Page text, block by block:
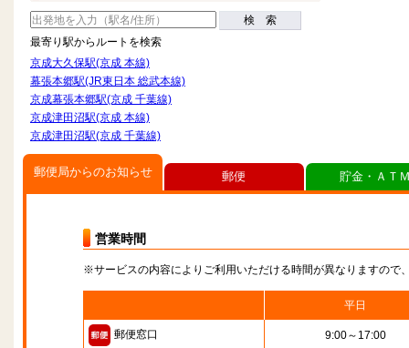
検 索
最寄り駅からルートを検索
京成大久保駅(京成 本線)
幕張本郷駅(JR東日本 総武本線)
京成幕張本郷駅(京成 千葉線)
京成津田沼駅(京成 本線)
京成津田沼駅(京成 千葉線)
郵便局からのお知らせ
営業時間
※サービスの内容によりご利用いただける時間が異なりますので
平日
郵便窓口 9:00～17:00
郵便 貯金・ＡＴ